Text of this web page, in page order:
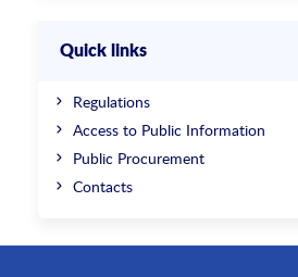
Quick links
Regulations
Access to Public Information
Public Procurement
Contacts